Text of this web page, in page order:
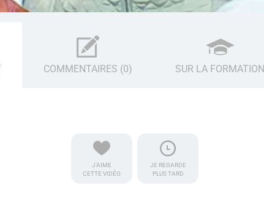
COMMENTAIRES (0) SUR LA FORMATION
J'AIME
CETTE VIDÉO
JE REGARDE
PLUS TARD